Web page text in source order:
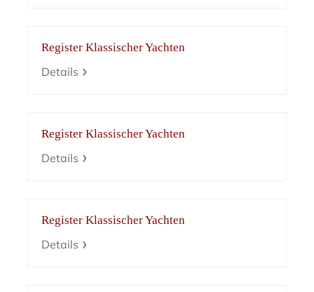
Register Klassischer Yachten
Details
Register Klassischer Yachten
Details
Register Klassischer Yachten
Details